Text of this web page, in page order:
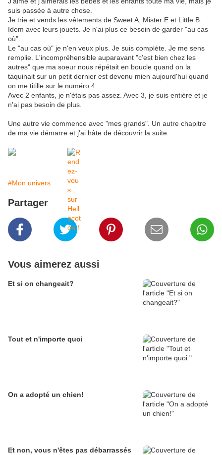
suis passée à autre chose.
Je trie et vends les vêtements de Sweet A, Mister E et Little B.
Idem avec leurs jouets. Je n'ai plus ce besoin de garder "au cas
où".
Le "au cas où" je n'en veux plus. Je suis complète. Je me sens
remplie. L'incompréhensible auparavant "c'est bien chez les
autres" que ma soeur nous répétait en boucle quand on la
taquinait sur un petit dernier est devenu mien aujourd'hui quand
on me titille sur le numéro 4.
Avec 2 enfants, je n'étais pas assez. Avec 3, je suis entière et je
n'ai pas besoin de plus.
Une autre vie commence avec "mes grands". Un autre chapitre
de ma vie démarre et j'ai hâte de découvrir la suite.
#Mon univers
Partager
Vous aimerez aussi
Et si on changeait?
Tout et n'importe quoi
On a adopté un chien!
Et non, vous n'êtes pas débarrassés